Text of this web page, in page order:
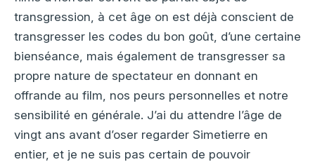
transgression, à cet âge on est déjà conscient de
transgresser les codes du bon goût, d’une certaine
bienséance, mais également de transgresser sa
propre nature de spectateur en donnant en
offrande au film, nos peurs personnelles et notre
sensibilité en générale. J’ai du attendre l’âge de
vingt ans avant d’oser regarder Simetierre en
entier, et je ne suis pas certain de pouvoir